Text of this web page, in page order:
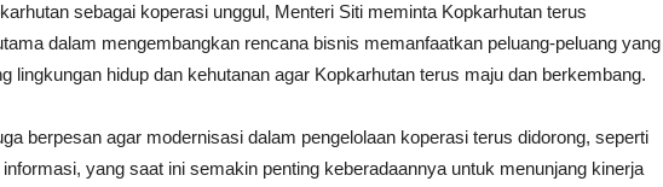
sebagai koperasi unggul, Menteri Siti meminta Kopkarhutan terus
dalam mengembangkan rencana bisnis memanfaatkan peluang-peluang yang
lingkungan hidup dan kehutanan agar Kopkarhutan terus maju dan berkembang.
berpesan agar modernisasi dalam pengelolaan koperasi terus didorong, seperti
yang saat ini semakin penting keberadaannya untuk menunjang kinerja